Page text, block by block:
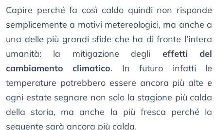
Capire perché fa così caldo quindi non risponde
semplicemente a motivi metereologici, ma anche a
una delle più grandi sfide che ha di fronte l’intera
umanità: la mitigazione degli effetti del
cambiamento climatico. In futuro infatti le
temperature potrebbero essere ancora più alte e
ogni estate segnare non solo la stagione più calda
della storia, ma anche la più fresca perché la
seguente sarà ancora più calda.